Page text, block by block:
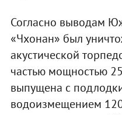
Согласно выводам
«Чхонан» был
акустической
частью мощностью
выпущена с
водоизмещением